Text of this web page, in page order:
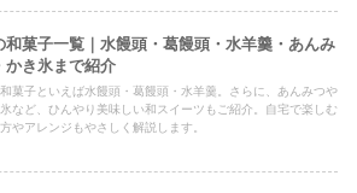
和菓子一覧｜水饅頭・葛饅頭・水羊羹・あんみ
かき氷まで紹介
菓子といえば水饅頭・葛饅頭・水羊羹。さらに、あんみつや
など、ひんやり美味しい和スイーツもご紹介。自宅で楽しむ
やアレンジもやさしく解説します。